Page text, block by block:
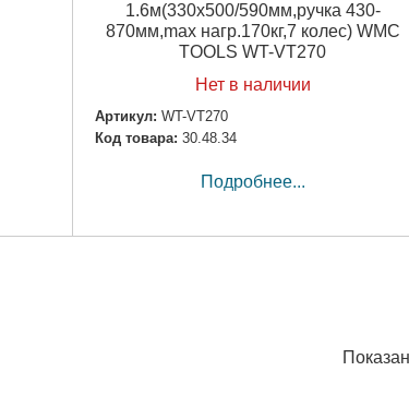
1.6м(330х500/590мм,ручка 430-
870мм,max нагр.170кг,7 колес) WMC
TOOLS WT-VT270
Нет в наличии
Артикул: WT-VT270
Код товара: 30.48.34
Подробнее...